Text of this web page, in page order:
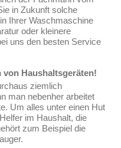
in Zukunft solche
Ihrer Waschmaschine
oder kleinere
uns den besten Service
Haushaltsgeräten!
ziemlich
man nebenher arbeitet
Um alles unter einen Hut
im Haushalt, die
zum Beispiel die